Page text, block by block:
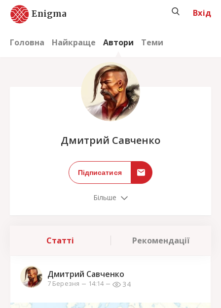
Enigma
Головна Найкраще Автори Теми
Вхід
Дмитрий Савченко
Підписатися
Більше
Статті Рекомендації
Дмитрий Савченко
7 Березня 14:14 34